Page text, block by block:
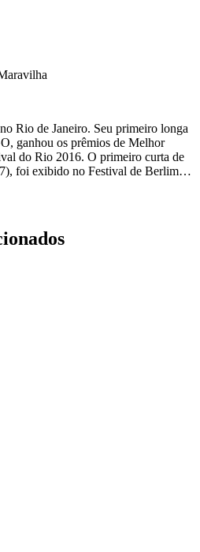
Rio de Janeiro. Seu primeiro longa
ganhou os prêmios de Melhor
do Rio 2016. O primeiro curta de
foi exibido no Festival de Berlim e
longa, RUAS DA GLÓRIA.
11 títulos lançados e 2 em produção,
João Paulo Miranda Maria